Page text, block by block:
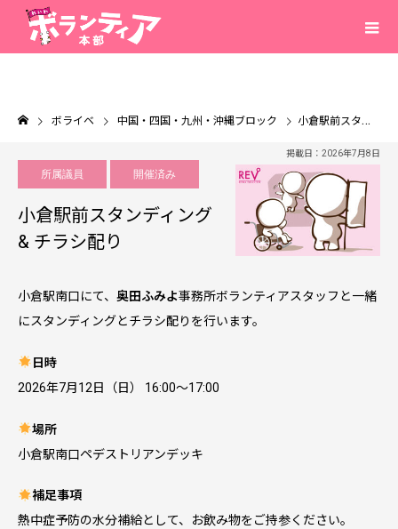
ボライベ 中国・四国・九州・沖縄ブロック 小倉駅前スタンディング & チラシ配り
掲載日：2026年7月8日
所属議員 開催済み
小倉駅前スタンディング
& チラシ配り
小倉駅南口にて、 奥田ふみよ事務所ボランティアスタッフと一緒
にスタンディングとチラシ配りを行います。
日時
2026年7月12日（日） 16:00～17:00
場所
小倉駅南口ペデストリアンデッキ
補足事項
熱中症予防の水分補給として、お飲み物をご持参ください。